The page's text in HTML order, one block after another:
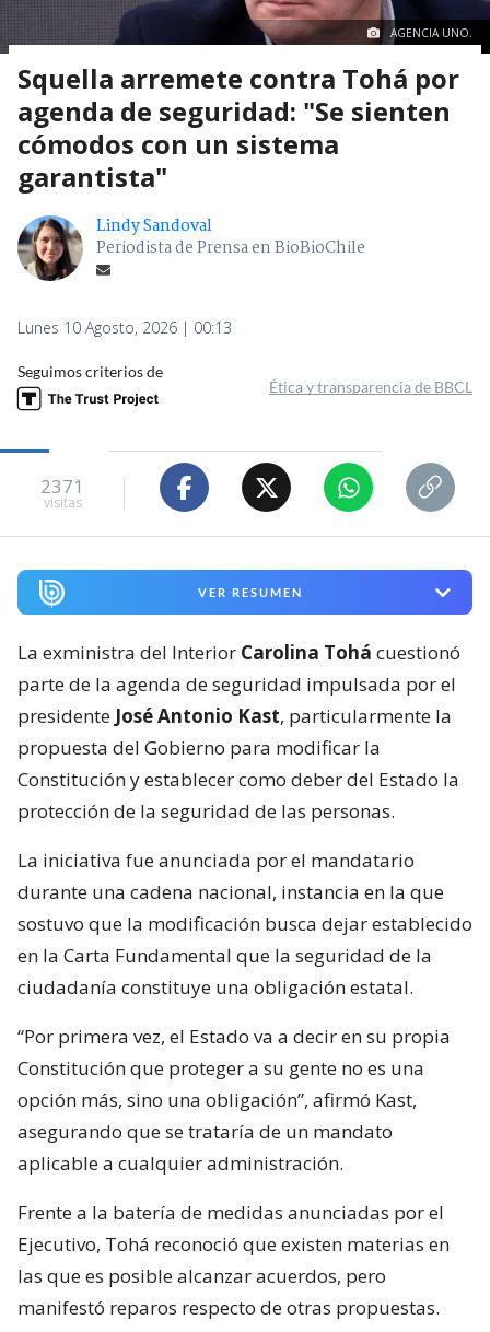
AGENCIA UNO.
Squella arremete contra Tohá por
agenda de seguridad: "Se sienten
cómodos con un sistema
garantista"
Lindy Sandoval
Periodista de Prensa en BioBioChile
Lunes 10 Agosto, 2026 | 00:13
Seguimos criterios de
Ética y transparencia de BBCL
2371
visitas
VER RESUMEN
La exministra del Interior Carolina Tohá cuestionó
parte de la agenda de seguridad impulsada por el
presidente José Antonio Kast, particularmente la
propuesta del Gobierno para modificar la
Constitución y establecer como deber del Estado la
protección de la seguridad de las personas.
La iniciativa fue anunciada por el mandatario
durante una cadena nacional, instancia en la que
sostuvo que la modificación busca dejar establecido
en la Carta Fundamental que la seguridad de la
ciudadanía constituye una obligación estatal.
“Por primera vez, el Estado va a decir en su propia
Constitución que proteger a su gente no es una
opción más, sino una obligación”, afirmó Kast,
asegurando que se trataría de un mandato
aplicable a cualquier administración.
Frente a la batería de medidas anunciadas por el
Ejecutivo, Tohá reconoció que existen materias en
las que es posible alcanzar acuerdos, pero
manifestó reparos respecto de otras propuestas.